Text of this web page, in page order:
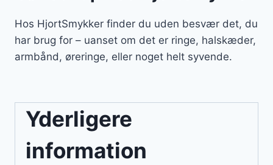
Hos HjortSmykker finder du uden besvær det, du
har brug for – uanset om det er ringe, halskæder,
armbånd, øreringe, eller noget helt syvende.
Yderligere
information